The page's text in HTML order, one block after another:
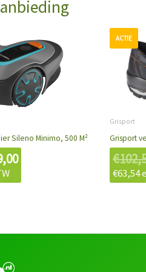
Sileno Minimo, 500 M²
Huidige
prijs
is:
€699,00.
Grisport
Grisport
€
€63,54